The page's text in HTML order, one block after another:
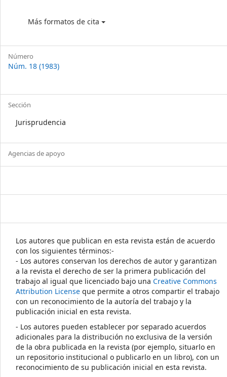
Más formatos de cita
Número
Núm. 18 (1983)
Sección
Jurisprudencia
Agencias de apoyo
Los autores que publican en esta revista están de acuerdo
con los siguientes términos:-
- Los autores conservan los derechos de autor y garantizan
a la revista el derecho de ser la primera publicación del
trabajo al igual que licenciado bajo una Creative Commons
Attribution License que permite a otros compartir el trabajo
con un reconocimiento de la autoría del trabajo y la
publicación inicial en esta revista.
- Los autores pueden establecer por separado acuerdos
adicionales para la distribución no exclusiva de la versión
de la obra publicada en la revista (por ejemplo, situarlo en
un repositorio institucional o publicarlo en un libro), con un
reconocimiento de su publicación inicial en esta revista.